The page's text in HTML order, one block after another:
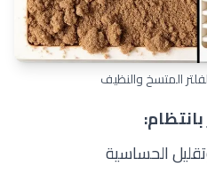
المتسخ والنظيف
الحساسية